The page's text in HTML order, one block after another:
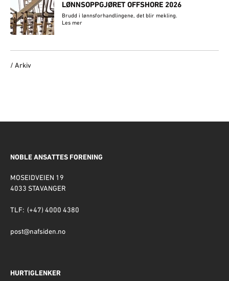
LØNNSOPPGJØRET OFFSHORE 2026
Brudd i lønnsforhandlingene, det blir mekling.
Les mer
/ Arkiv
NOBLE ANSATTES FORENING
MOSEIDVEIEN 19
4033 STAVANGER
TLF: (+47) 4000 4380
post@nafsiden.no
HURTIGLENKER